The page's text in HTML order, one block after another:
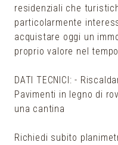
residenziali che
particolarmente
acquistare oggi un
proprio valore nel
DATI TECNICI: -
Pavimenti in legno di
una cantina
Richiedi subito